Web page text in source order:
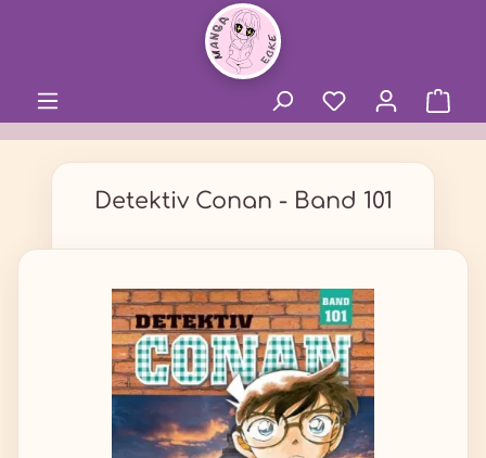
Detektiv Conan - Band 101
Bildergalerie überspringen